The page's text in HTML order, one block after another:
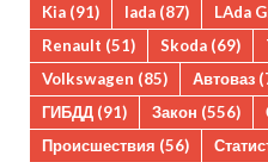
Kia (91) lada (87) LAda
Renault (51) Skoda (69)
Volkswagen (85) Автоваз
ГИБДД (91) Закон (556)
Происшествия (56)